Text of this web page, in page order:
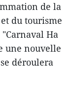
de la
du tourisme
"Carnaval Ha
une nouvelle
déroulera